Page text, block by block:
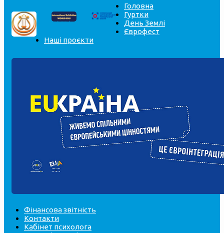
Головна
Гуртки
День Землі
Єврофест
Наші проєкти
Фінансова звітність
Контакти
Кабінет психолога